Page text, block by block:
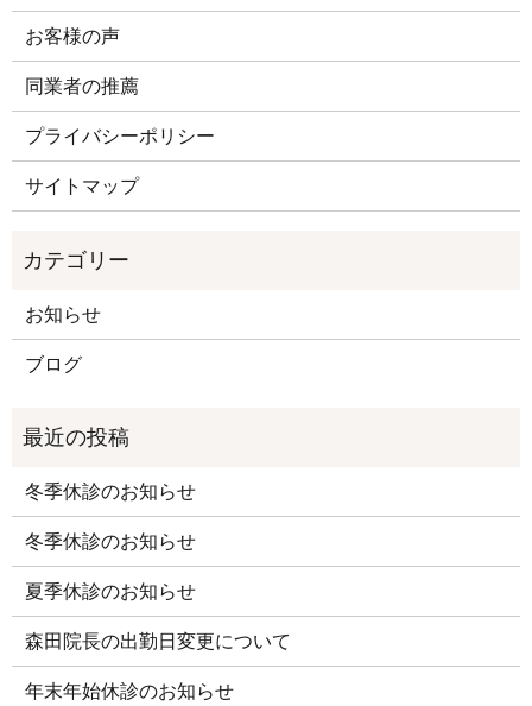
お客様の声
同業者の推薦
プライバシーポリシー
サイトマップ
お知らせ
ブログ
冬季休診のお知らせ
冬季休診のお知らせ
夏季休診のお知らせ
森田院長の出勤日変更について
年末年始休診のお知らせ